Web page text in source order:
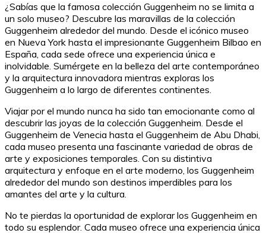
¿Sabías que la famosa colección Guggenheim no se limita a
un solo museo? Descubre las maravillas de la colección
Guggenheim alrededor del mundo. Desde el icónico museo
en Nueva York hasta el impresionante Guggenheim Bilbao en
España, cada sede ofrece una experiencia única e
inolvidable. Sumérgete en la belleza del arte contemporáneo
y la arquitectura innovadora mientras exploras los
Guggenheim a lo largo de diferentes continentes.
Viajar por el mundo nunca ha sido tan emocionante como al
descubrir las joyas de la colección Guggenheim. Desde el
Guggenheim de Venecia hasta el Guggenheim de Abu Dhabi,
cada museo presenta una fascinante variedad de obras de
arte y exposiciones temporales. Con su distintiva
arquitectura y enfoque en el arte moderno, los Guggenheim
alrededor del mundo son destinos imperdibles para los
amantes del arte y la cultura.
No te pierdas la oportunidad de explorar los Guggenheim en
todo su esplendor. Cada museo ofrece una experiencia única